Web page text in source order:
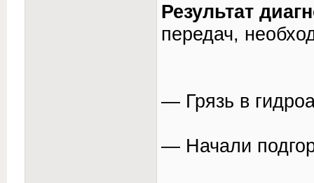
Результат
передач,
— Грязь в
— Начали